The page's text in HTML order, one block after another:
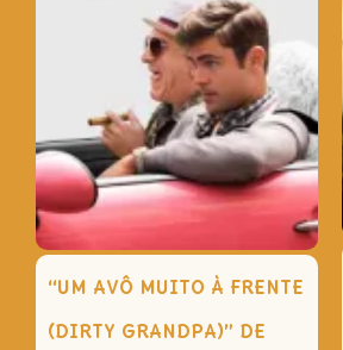
“UM AVÔ MUITO À FRENTE
(DIRTY GRANDPA)” DE